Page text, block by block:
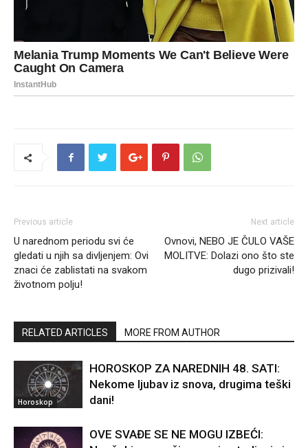
Previous article
U narednom periodu svi će
gledati u njih sa divljenjem: Ovi
znaci će zablistati na svakom
životnom polju!
Next article
Ovnovi, NEBO JE ČULO VAŠE
MOLITVE: Dolazi ono što ste
dugo prizivali!
RELATED ARTICLES MORE FROM AUTHOR
Horoskop
HOROSKOP ZA NAREDNIH 48. SATI:
Nekome ljubav iz snova, drugima teški
dani!
OVE SVAĐE SE NE MOGU IZBEĆI: